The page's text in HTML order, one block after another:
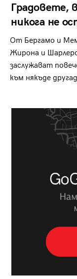
Градовете,
никога не
От Бергамо и
Жирона и
заслужават
към някъде